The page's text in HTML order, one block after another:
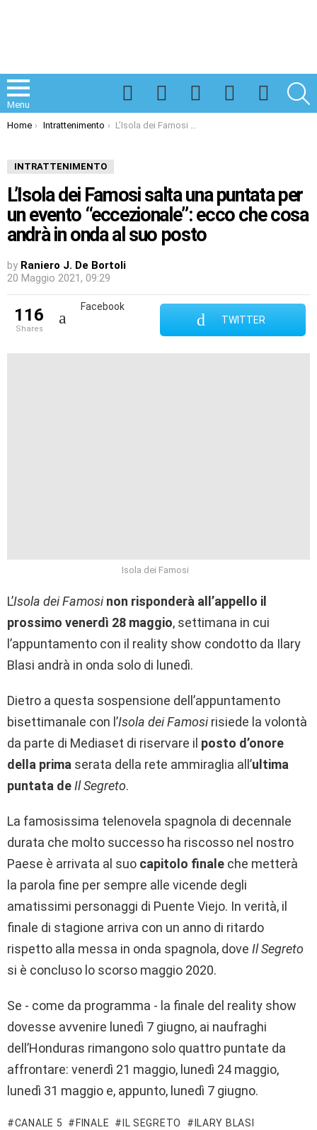
Menu
Facebook
Twitter
Instagram
Spotify
TikTok
You are here:
Home Intrattenimento L’Isola dei Famosi salta una puntata per un evento “eccezionale”: ecco che cosa andrà in onda al suo posto
INTRATTENIMENTO
L’Isola dei Famosi salta una puntata per
un evento “eccezionale”: ecco che cosa
andrà in onda al suo posto
by Raniero J. De Bortoli
20 Maggio 2021, 09:29
116
shares
Facebook
TWITTER
Isola dei Famosi
L’Isola dei Famosinon risponderà all’appello il
prossimo venerdì 28 maggio, settimana in cui
l’appuntamento con il reality show condotto da Ilary
Blasi andrà in onda solo di lunedì.
Dietro a questa sospensione dell’appuntamento
bisettimanale con l’Isola dei Famosirisiede la volontà
da parte di Mediaset di riservare il posto d’onore
della prima serata della rete ammiraglia all’ultima
puntata de Il Segreto.
La famosissima telenovela spagnola di decennale
durata che molto successo ha riscosso nel nostro
Paese è arrivata al suo capitolo finale che metterà
la parola fine per sempre alle vicende degli
amatissimi personaggi di Puente Viejo. In verità, il
finale di stagione arriva con un anno di ritardo
rispetto alla messa in onda spagnola, dove Il Segreto
si è concluso lo scorso maggio 2020.
Se - come da programma - la finale del reality show
dovesse avvenire lunedì 7 giugno, ai naufraghi
dell’Honduras rimangono solo quattro puntate da
affrontare: venerdì 21 maggio, lunedì 24 maggio,
lunedì 31 maggio e, appunto, lunedì 7 giugno.
CANALE 5 FINALE IL SEGRETO
ILARY BLASI